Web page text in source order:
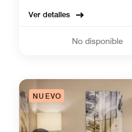
Ver detalles
No disponible
NUEVO